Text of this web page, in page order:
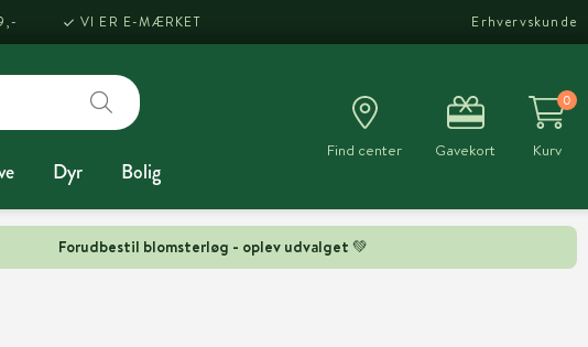
Forudbestil blomsterløg - oplev udvalget 💚
VI ER E-MÆRKET Erhvervskunde
Dyr Bolig
Find center Gavekort
0
Kurv